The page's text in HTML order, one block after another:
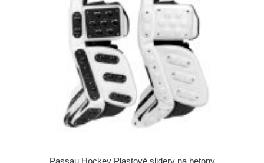
Passau Hockey Plastové slidery na betony